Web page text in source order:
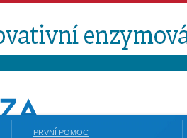
PRVNÍ POMOC